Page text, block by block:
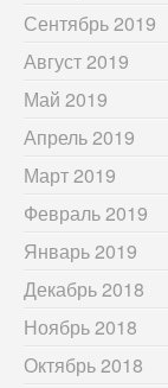
Сентябрь 2019
Август 2019
Май 2019
Апрель 2019
Март 2019
Февраль 2019
Январь 2019
Декабрь 2018
Ноябрь 2018
Октябрь 2018